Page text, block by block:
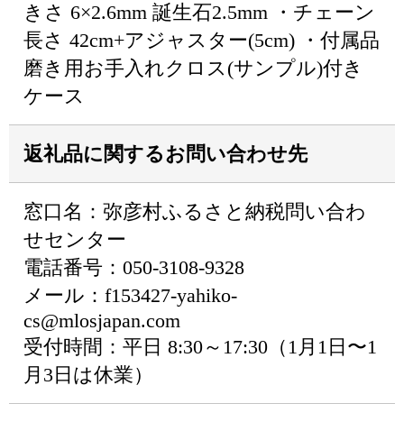
きさ 6×2.6mm 誕生石2.5mm ・チェーン
長さ 42cm+アジャスター(5cm) ・付属品
磨き用お手入れクロス(サンプル)付き
ケース
返礼品に関するお問い合わせ先
窓口名：弥彦村ふるさと納税問い合わ
せセンター
電話番号：050-3108-9328
メール：f153427-yahiko-
cs@mlosjapan.com
受付時間：平日 8:30～17:30（1月1日〜1
月3日は休業）